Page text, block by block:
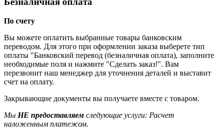
По счету
Вы можете оплатить выбранные товары банковским
переводом. Для этого при оформлении заказа выберете тип
оплаты "Банковский перевод (безналичная оплата), заполните
необходимые поля и нажмите "Сделать заказ!". Вам
перезвонит наш менеджер для уточнения деталей и выставит
счет на оплату.
Закрывающие документы вы получаете вместе с товаром.
Мы НЕ предоставляем следующие услуги: Расчет
наложенным платежом.